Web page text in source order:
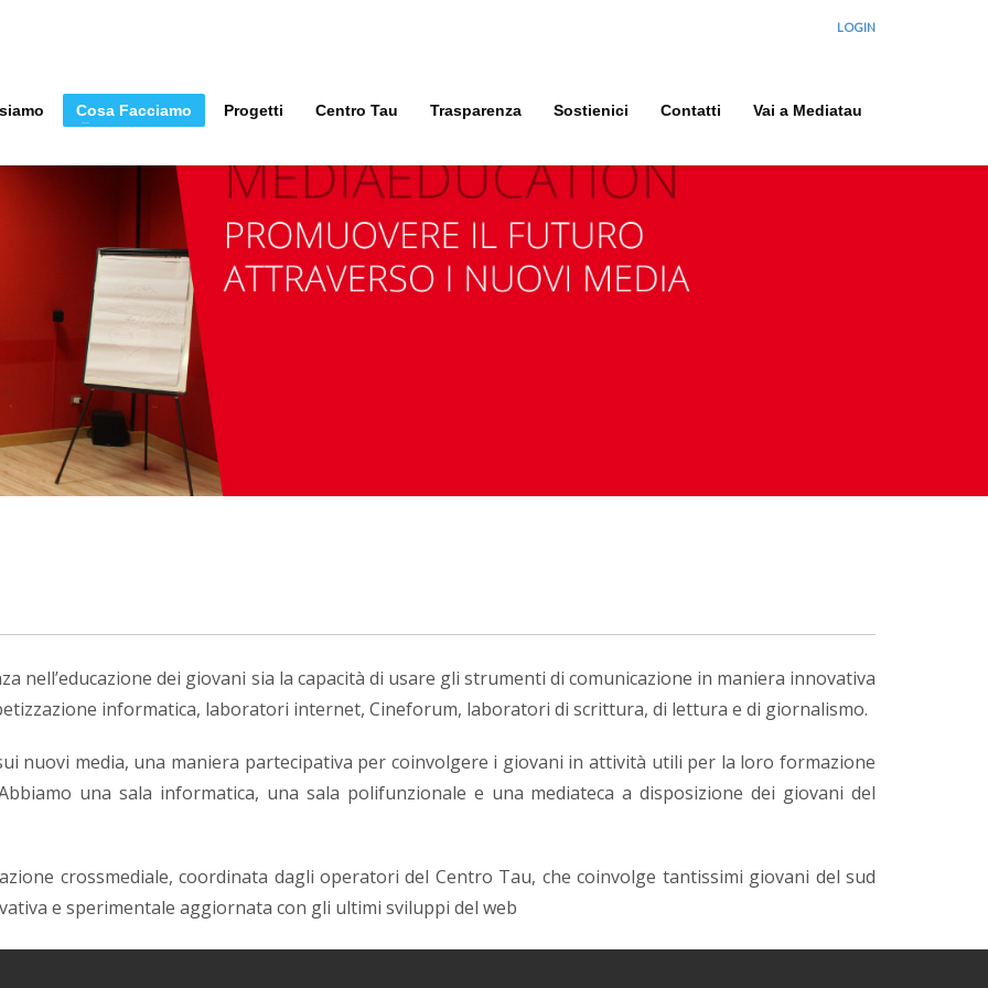
LOGIN
Cosa Facciamo Progetti Centro Tau Trasparenza Sostienici Contatti Vai a Mediatau
nell’educazione dei giovani sia la capacità di usare gli strumenti di comunicazione in maniera innovativa
informatica, laboratori internet, Cineforum, laboratori di scrittura, di lettura e di giornalismo.
nuovi media, una maniera partecipativa per coinvolgere i giovani in attività utili per la loro formazione
una sala informatica, una sala polifunzionale e una mediateca a disposizione dei giovani del
crossmediale, coordinata dagli operatori del Centro Tau, che coinvolge tantissimi giovani del sud
e sperimentale aggiornata con gli ultimi sviluppi del web